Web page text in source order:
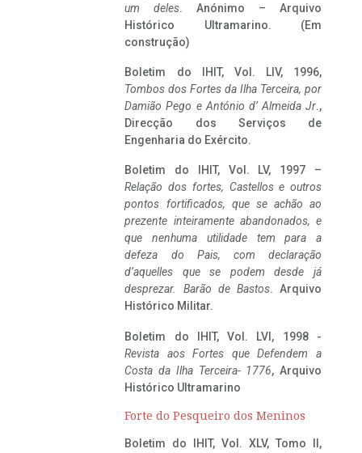
um deles. Anónimo – Arquivo
Histórico Ultramarino. (Em
construção)
Boletim do IHIT, Vol. LIV, 1996,
Tombos dos Fortes da Ilha Terceira, por
Damião Pego e António d’ Almeida Jr.,
Direcção dos Serviços de
Engenharia do Exército.
Boletim do IHIT, Vol. LV, 1997 –
Relação dos fortes, Castellos e outros
pontos fortificados, que se achão ao
prezente inteiramente abandonados, e
que nenhuma utilidade tem para a
defeza do Pais, com declaração
d’aquelles que se podem desde já
desprezar. Barão de Bastos. Arquivo
Histórico Militar.
Boletim do IHIT, Vol. LVI, 1998 -
Revista aos Fortes que Defendem a
Costa da Ilha Terceira- 1776, Arquivo
Histórico Ultramarino
Forte do Pesqueiro dos Meninos
Boletim do IHIT, Vol. XLV, Tomo II,